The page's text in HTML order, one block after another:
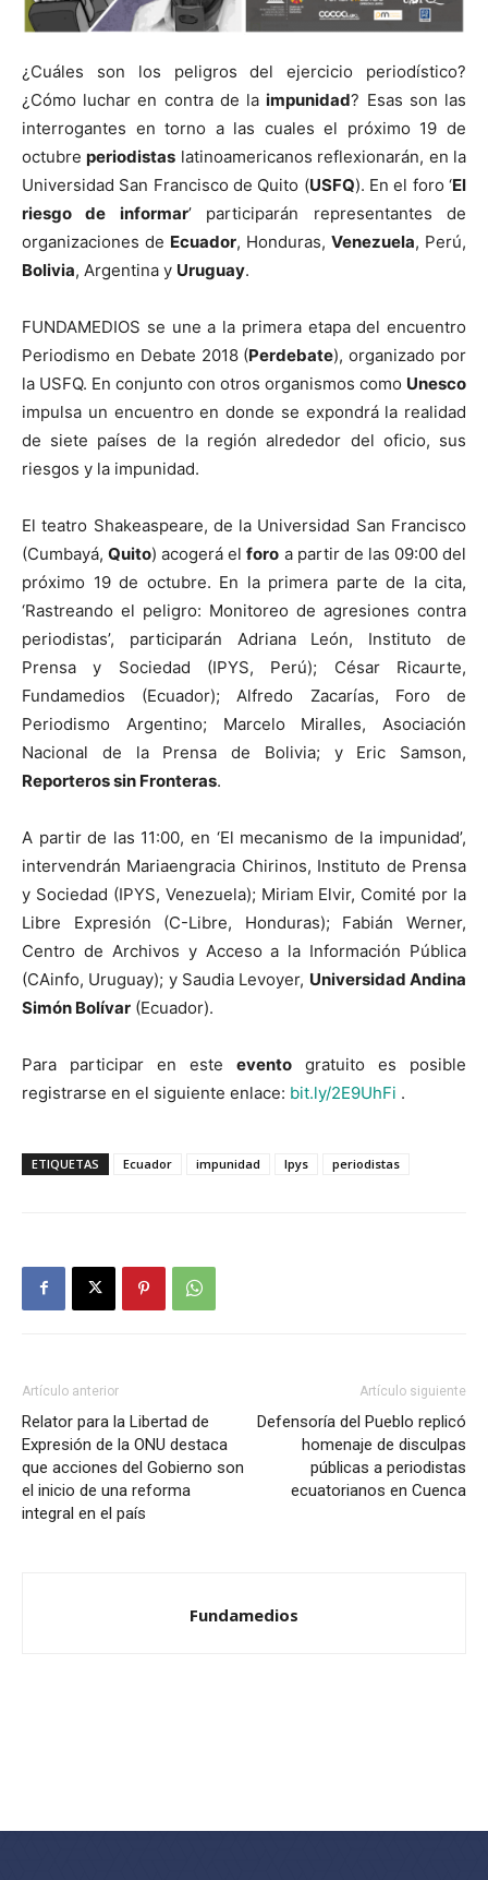
¿Cuáles son los peligros del ejercicio periodístico?
¿Cómo luchar en contra de laimpunidad? Esas son las
interrogantes en torno a las cuales el próximo 19 de
octubreperiodistas latinoamericanos reflexionarán, en la
Universidad San Francisco de Quito (USFQ). En el foro ‘El
riesgo de informar’ participarán representantes de
organizaciones de Ecuador, Honduras, Venezuela, Perú,
Bolivia, Argentina y Uruguay.
FUNDAMEDIOS se une a la primera etapa del encuentro
Periodismo en Debate 2018 (Perdebate), organizado por
la USFQ. En conjunto con otros organismos como Unesco
impulsa un encuentro en donde se expondrá la realidad
de siete países de la región alrededor del oficio, sus
riesgos y la impunidad.
El teatro Shakeaspeare, de la Universidad San Francisco
(Cumbayá,Quito) acogerá elforo a partir de las 09:00 del
próximo 19 de octubre. En la primera parte de la cita,
‘Rastreando el peligro: Monitoreo de agresiones contra
periodistas’, participarán Adriana León, Instituto de
Prensa y Sociedad (IPYS, Perú); César Ricaurte,
Fundamedios (Ecuador); Alfredo Zacarías, Foro de
Periodismo Argentino; Marcelo Miralles, Asociación
Nacional de la Prensa de Bolivia; y Eric Samson,
Reporteros sin Fronteras.
A partir de las 11:00, en ‘El mecanismo de la impunidad’,
intervendrán Mariaengracia Chirinos, Instituto de Prensa
y Sociedad (IPYS, Venezuela); Miriam Elvir, Comité por la
Libre Expresión (C-Libre, Honduras); Fabián Werner,
Centro de Archivos y Acceso a la Información Pública
(CAinfo, Uruguay); y Saudia Levoyer, Universidad Andina
Simón Bolívar (Ecuador).
Para participar en este evento gratuito es posible
registrarse en el siguiente enlace: bit.ly/2E9UhFi .
ETIQUETAS Ecuador impunidad Ipys periodistas
Artículo anterior
Relator para la Libertad de
Expresión de la ONU destaca
que acciones del Gobierno son
el inicio de una reforma
integral en el país
Artículo siguiente
Defensoría del Pueblo replicó
homenaje de disculpas
públicas a periodistas
ecuatorianos en Cuenca
Fundamedios